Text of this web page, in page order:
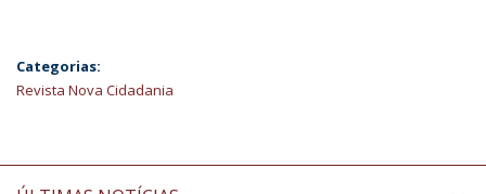
Categorias:
Revista Nova Cidadania